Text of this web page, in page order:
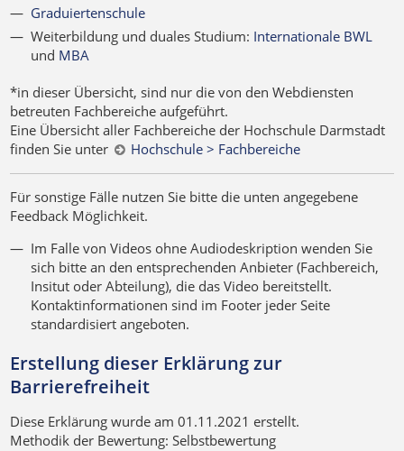
Graduiertenschule
Weiterbildung und duales Studium: Internationale BWL
und MBA
*in dieser Übersicht, sind nur die von den Webdiensten
betreuten Fachbereiche aufgeführt.
Eine Übersicht aller Fachbereiche der Hochschule Darmstadt
finden Sie unter
Hochschule > Fachbereiche
Für sonstige Fälle nutzen Sie bitte die unten angegebene
Feedback Möglichkeit.
Im Falle von Videos ohne Audiodeskription wenden Sie
sich bitte an den entsprechenden Anbieter (Fachbereich,
Insitut oder Abteilung), die das Video bereitstellt.
Kontaktinformationen sind im Footer jeder Seite
standardisiert angeboten.
Erstellung dieser Erklärung zur
Barrierefreiheit
Diese Erklärung wurde am 01.11.2021 erstellt.
Methodik der Bewertung: Selbstbewertung